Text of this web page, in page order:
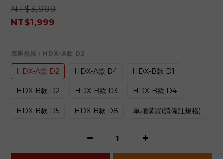
NT$3,999
NT$1,999
底座規格 : HDX-A款 D2
HDX-A款 D2 HDX-A款 D4 HDX-B款 D1
HDX-B款 D2 HDX-B款 D3 HDX-B款 D4
HDX-B款 D5 HDX-B款 D8 單顆購買(請備註規格)